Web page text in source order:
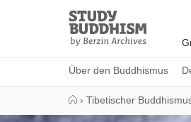
Study
Buddhism
Home
Über den Buddhismus
› Tibetischer